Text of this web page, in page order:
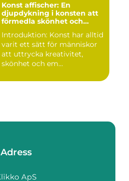
Konst affischer: En
djupdykning i konsten att
förmedla skönhet och
Introduktion: Konst har alltid
varit ett sätt för människor
att uttrycka kreativitet,
skönhet och em...
Adress